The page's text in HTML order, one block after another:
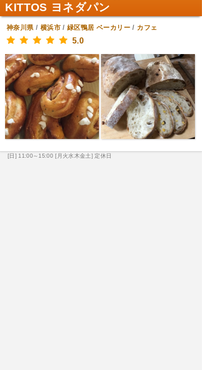
KITTOS ヨネダパン
神奈川県/ 横浜市/緑区鴨居 ベーカリー/ カフェ
5.0
[日] 11:00～15:00 [月火水木金土] 定休日